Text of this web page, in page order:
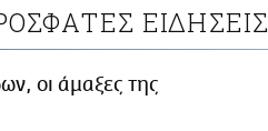
ΕΙΔΗΣΕΙΣ
οι άμαξες της